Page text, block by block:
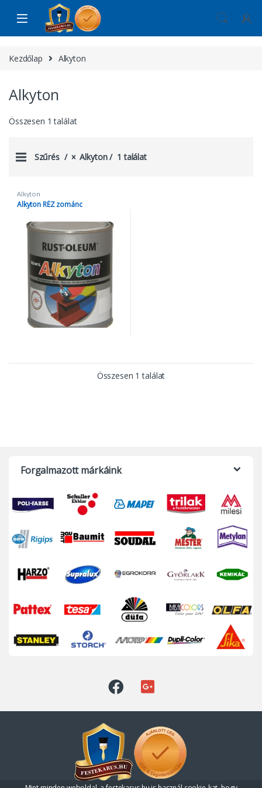
Skip to navigation
Skip to content
Kezdőlap Alkyton
Alkyton
Összesen 1 találat
Szűrés Alkyton 1 találat
Alkyton
Alkyton RÉZ zománc
Összesen 1 találat
Forgalmazott márkáink